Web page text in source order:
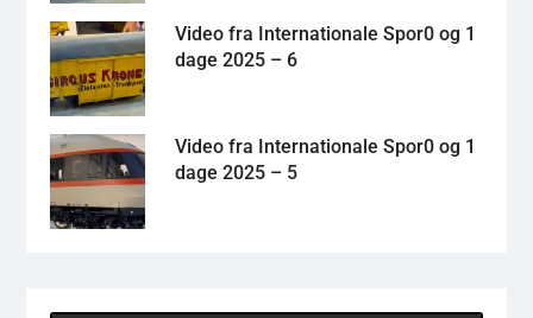
Video fra Internationale Spor0 og 1
dage 2025 – 6
Video fra Internationale Spor0 og 1
dage 2025 – 5